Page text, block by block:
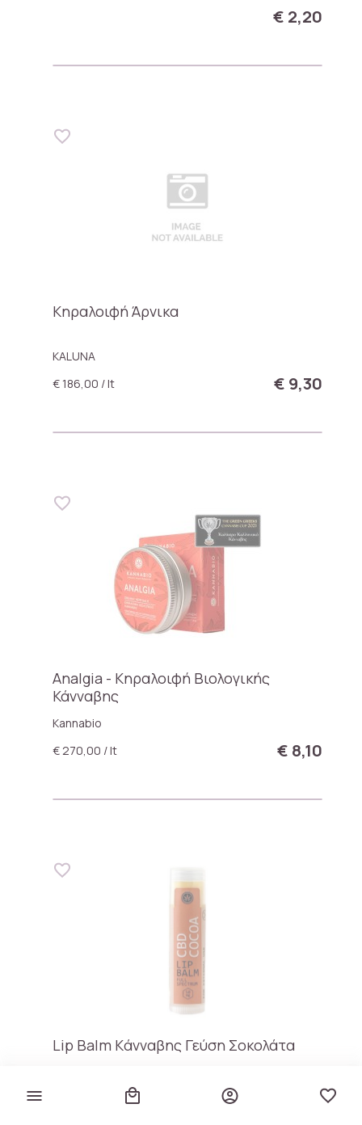
€ 2,20
Κηραλοιφή Άρνικα
KALUNA
€ 186,00 / lt
€ 9,30
Analgia - Κηραλοιφή Βιολογικής
Κάνναβης
Kannabio
€ 270,00 / lt
€ 8,10
Lip Balm Kάνναβης Γεύση Σοκολάτα